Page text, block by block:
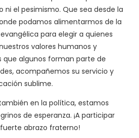
ni el pesimismo. Que sea desde la
podamos alimentarmos de la
para elegir a quienes
valores humanos y
que algunos forman parte de
acompañemos su servicio y
sublime.
en la política, estamos
de esperanza. ¡A participar
fuerte abrazo fraterno!